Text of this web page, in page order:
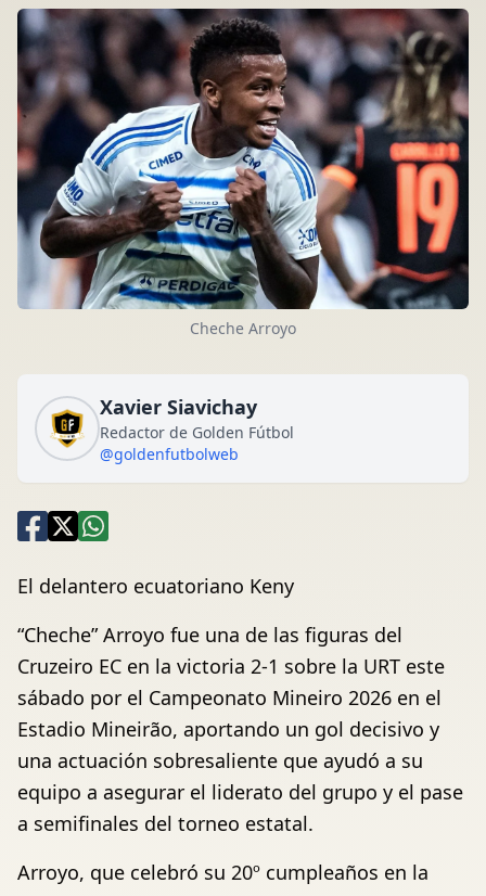
Cheche Arroyo
Xavier Siavichay
Redactor de Golden Fútbol
@goldenfutbolweb
El delantero ecuatoriano Keny
“Cheche” Arroyo fue una de las figuras del
Cruzeiro EC en la victoria 2-1 sobre la URT este
sábado por el Campeonato Mineiro 2026 en el
Estadio Mineirão, aportando un gol decisivo y
una actuación sobresaliente que ayudó a su
equipo a asegurar el liderato del grupo y el pase
a semifinales del torneo estatal.
Arroyo, que celebró su 20º cumpleaños en la